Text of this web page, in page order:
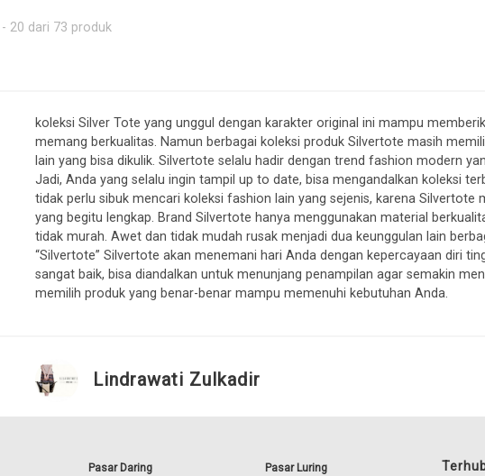
20 dari 73 produk
koleksi Silver Tote yang unggul dengan karakter original ini mampu
memang berkualitas. Namun berbagai koleksi produk Silvertote masih
lain yang bisa dikulik. Silvertote selalu hadir dengan trend fashion modern
Jadi, Anda yang selalu ingin tampil up to date, bisa mengandalkan koleksi
tidak perlu sibuk mencari koleksi fashion lain yang sejenis, karena Silvertote
yang begitu lengkap. Brand Silvertote hanya menggunakan material
tidak murah. Awet dan tidak mudah rusak menjadi dua keunggulan lain
“Silvertote” Silvertote akan menemani hari Anda dengan kepercayaan diri
sangat baik, bisa diandalkan untuk menunjang penampilan agar semakin
memilih produk yang benar-benar mampu memenuhi kebutuhan Anda.
Lindrawati Zulkadir
Pasar Daring Pasar Luring